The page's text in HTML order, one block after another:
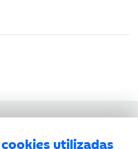
utilizadas